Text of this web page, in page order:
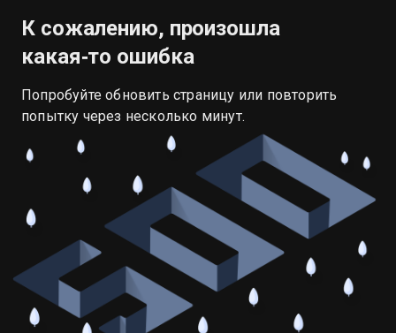
К сожалению, произошла
какая‑то ошибка
Попробуйте обновить страницу или повторить
попытку через несколько минут.